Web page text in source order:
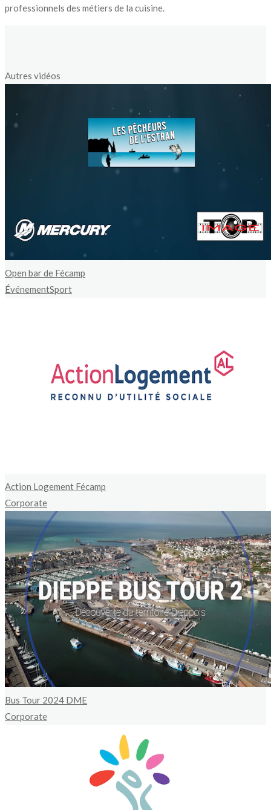
professionnels des métiers de la cuisine.
Autres vidéos
Open bar de Fécamp
ÉvénementSport
Action Logement Fécamp
Corporate
Bus Tour 2024 DME
Corporate